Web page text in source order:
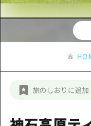
ショ
スポ
ナイ
定番
広島
安芸
備北
芸北
備後
備北
芸北
山口県
愛媛県
お役立
お役
アク
お得
新着情報
旅のしおりに追加